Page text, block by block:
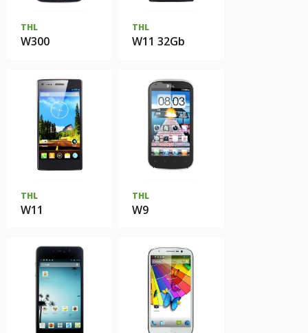
THL
W300
THL
W11 32Gb
THL
W11
THL
W9